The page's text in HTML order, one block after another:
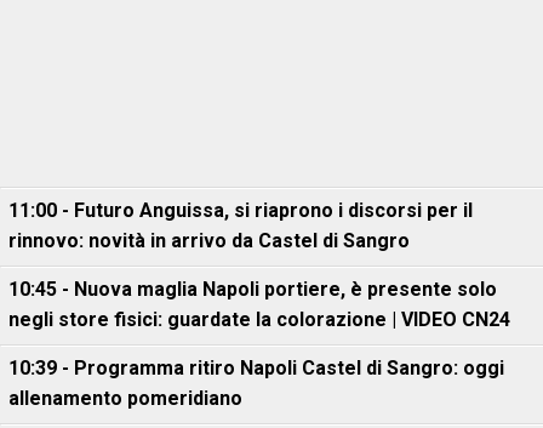
11:00 - Futuro Anguissa, si riaprono i discorsi per il
rinnovo: novità in arrivo da Castel di Sangro
10:45 - Nuova maglia Napoli portiere, è presente solo
negli store fisici: guardate la colorazione | VIDEO CN24
10:39 - Programma ritiro Napoli Castel di Sangro: oggi
allenamento pomeridiano